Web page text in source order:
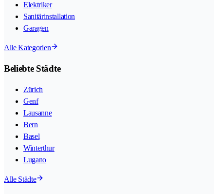
Elektriker
Sanitärinstallation
Garagen
Alle Kategorien
Beliebte Städte
Zürich
Genf
Lausanne
Bern
Basel
Winterthur
Lugano
Alle Städte